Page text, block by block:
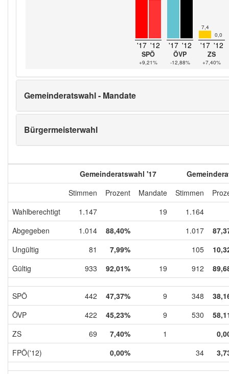
'17 '12
SPÖ
+9,21%
'17 '12
ÖVP
-12,88%
7,4
0,0
'17 '12
ZS
+7,40%
Gemeinderatswahl - Mandate
Bürgermeisterwahl
Gemeinderatswahl '17
Stimmen
Prozent Mandate Stimmen
Wahlberechtigt
1.147 19
1.164
Abgegeben
1.014 88,40% 1.017
Ungültig
81 7,99% 105
Gültig
933 92,01% 19 912
SPÖ 442 47,37% 9 348
ÖVP
422 45,23% 9 530
ZS
69 7,40% 1
FPÖ('12)
0,00% 34